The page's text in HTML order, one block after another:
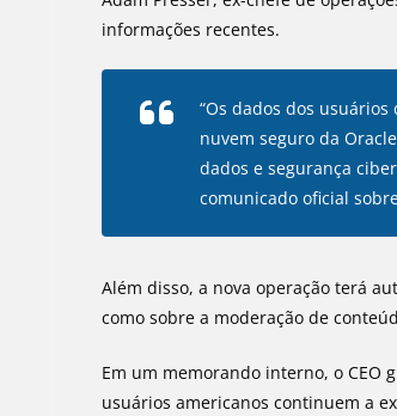
informações recentes.
“Os dados dos
nuvem seguro da
dados e segurança
comunicado oficial
Além disso, a nova operação terá
como sobre a moderação de
Em um memorando interno, o CEO
usuários americanos continuem a